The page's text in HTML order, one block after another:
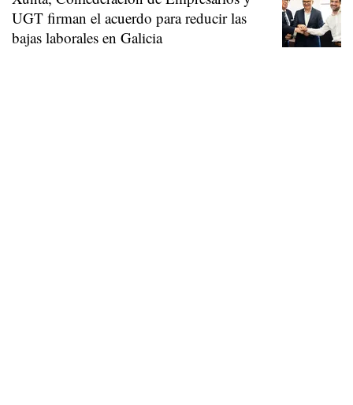
UGT firman el acuerdo para reducir las
bajas laborales en Galicia